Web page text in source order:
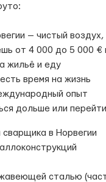
— чистый воздух,
от 4 000 до 5 000 €
жильё и еду
время на жизнь
опыт
дольше или
в Норвегии
сталью